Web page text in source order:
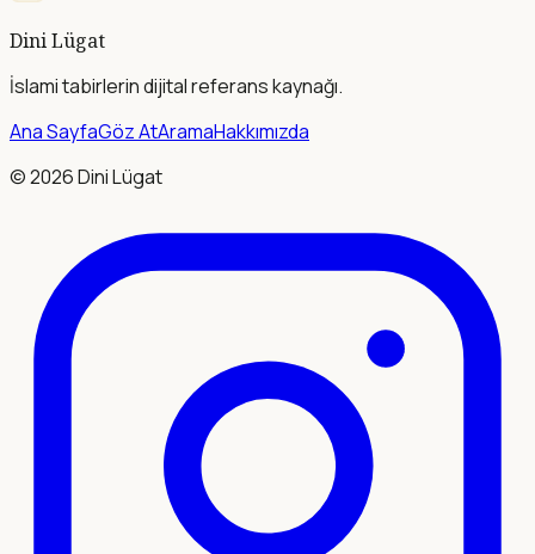
Dini Lügat
İslami tabirlerin dijital referans kaynağı.
Ana SayfaGöz AtAramaHakkımızda
©2026Dini Lügat